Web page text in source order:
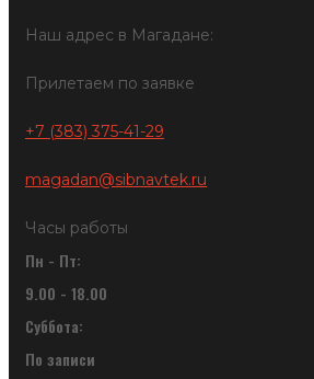
Наш адрес в Магадане:
Прилетаем по заявке
+7 (383) 375-41-29
magadan@sibnavtek.ru
Часы работы
Пн - Пт:
9.00 - 18.00
Суббота:
По записи